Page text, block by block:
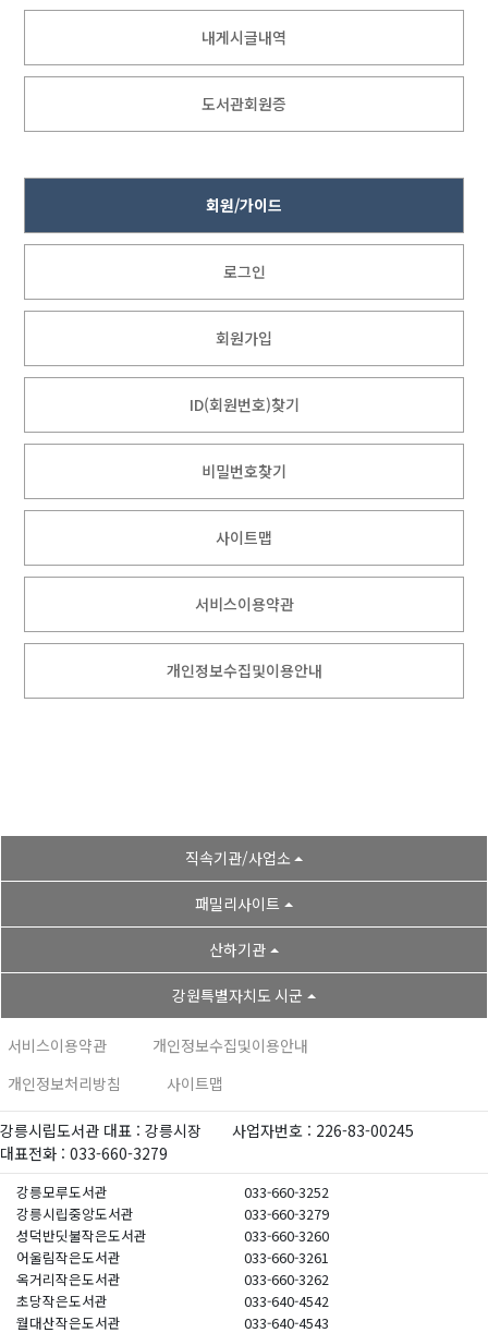
내게시글내역
도서관회원증
회원/가이드
로그인
회원가입
ID(회원번호)찾기
비밀번호찾기
사이트맵
서비스이용약관
개인정보수집및이용안내
직속기관/사업소
패밀리사이트
산하기관
강원특별자치도 시군
서비스이용약관
개인정보수집및이용안내
개인정보처리방침
사이트맵
강릉시립도서관 대표 : 강릉시장
사업자번호 : 226-83-00245
대표전화 : 033-660-3279
강릉모루도서관
033-660-3252
강릉시립중앙도서관
033-660-3279
성덕반딧불작은도서관
033-660-3260
어울림작은도서관
033-660-3261
옥거리작은도서관
033-660-3262
초당작은도서관
033-640-4542
월대산작은도서관
033-640-4543